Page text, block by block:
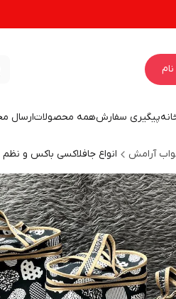
پیگیری سفارشهمه محصولاتارسال
آرامش انواع جافلاکسی باکس و